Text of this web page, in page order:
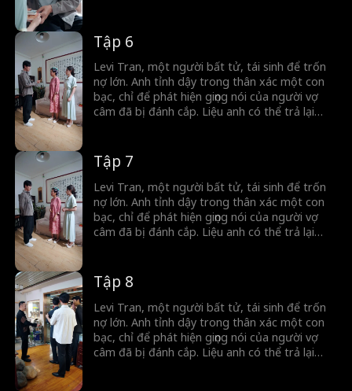
Tập 6
Levi Tran, một người bất tử, tái sinh để trốn
nợ lớn. Anh tỉnh dậy trong thân xác một con
bạc, chỉ để phát hiện giọng nói của người vợ
câm đã bị đánh cắp. Liệu anh có thể trả lại
Tập 7
Levi Tran, một người bất tử, tái sinh để trốn
nợ lớn. Anh tỉnh dậy trong thân xác một con
bạc, chỉ để phát hiện giọng nói của người vợ
câm đã bị đánh cắp. Liệu anh có thể trả lại
Tập 8
Levi Tran, một người bất tử, tái sinh để trốn
nợ lớn. Anh tỉnh dậy trong thân xác một con
bạc, chỉ để phát hiện giọng nói của người vợ
câm đã bị đánh cắp. Liệu anh có thể trả lại